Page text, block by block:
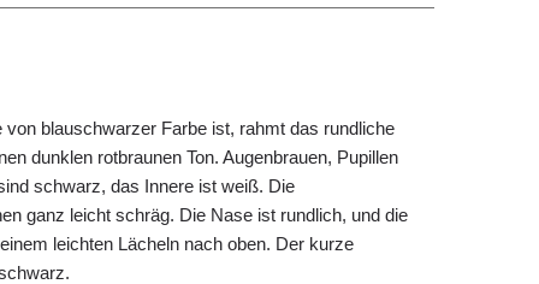
von blauschwarzer Farbe ist, rahmt das rundliche
dunklen rotbraunen Ton. Augenbrauen, Pupillen
schwarz, das Innere ist weiß. Die
ganz leicht schräg. Die Nase ist rundlich, und die
leichten Lächeln nach oben. Der kurze